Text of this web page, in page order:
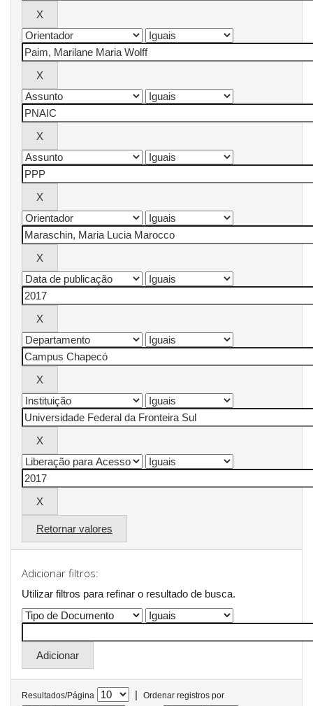
Retornar valores
Adicionar filtros:
Utilizar filtros para refinar o resultado de busca.
Resultados/Página |
Ordenar registros por